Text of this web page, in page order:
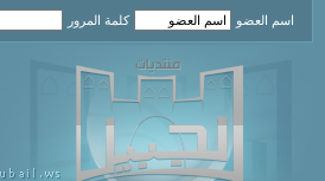
اسم العضو كلمة المرور